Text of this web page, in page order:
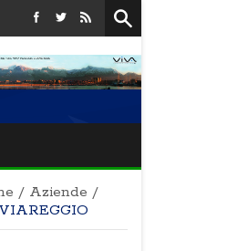
/ Aziende /
VIAREGGIO